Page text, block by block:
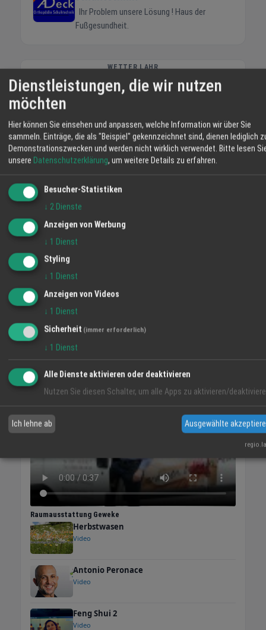
Fußgesundheit.
WETTER LAHR
29 °C
06:09 41 % W 8 km/h 20:59
FR SA SO
VIDEO-TIPP
Raumausstattung Geweke
Herbstwasen
Video
Antonio Peronace
Video
Feng Shui 2
Video
Dienstleistungen, die wir nutzen
möchten
Hier können Sie einsehen und anpassen, welche Information wir über Sie
sammeln. Einträge, die als "Beispiel" gekennzeichnet sind, dienen lediglich
Demonstrationszwecken und werden nicht wirklich verwendet. Bitte lesen
unsere Datenschutzerklärung, um weitere Details zu erfahren.
Besucher-Statistiken
↓ 2 Dienste
Anzeigen von Werbung
↓ 1 Dienst
Styling
↓ 1 Dienst
Anzeigen von Videos
↓ 1 Dienst
Sicherheit (immer erforderlich)
↓ 1 Dienst
Alle Dienste aktivieren oder deaktivieren
Nutzen Sie diesen Schalter, um alle Apps zu aktivieren/
Ich lehne ab Ausgewählte